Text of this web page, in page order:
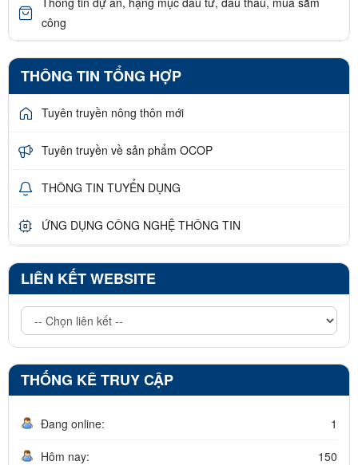
công
THÔNG TIN TỔNG HỢP
Tuyên truyền nông thôn mới
Tuyên truyền về sản phẩm OCOP
THÔNG TIN TUYỂN DỤNG
ỨNG DỤNG CÔNG NGHỆ THÔNG TIN
LIÊN KẾT WEBSITE
THỐNG KÊ TRUY CẬP
Đang online: 1
Hôm nay: 150